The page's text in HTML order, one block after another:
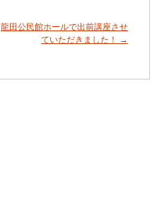
龍田公民館ホールで出前講座させ
ていただきました！
→